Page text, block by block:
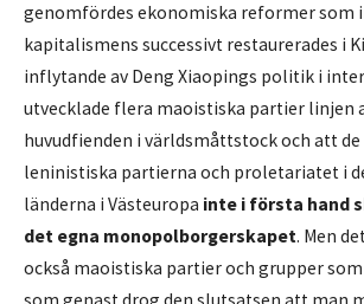
genomfördes ekonomiska reformer som
kapitalismens successivt restaurerades i
inflytande av Deng Xiaopings politik i
utvecklade flera maoistiska partier linjen
huvudfienden i världsmåttstock och att
leninistiska partierna och proletariatet i
länderna i Västeuropa inte i första hand
det egna monopolborgerskapet. Men
också maoistiska partier och grupper